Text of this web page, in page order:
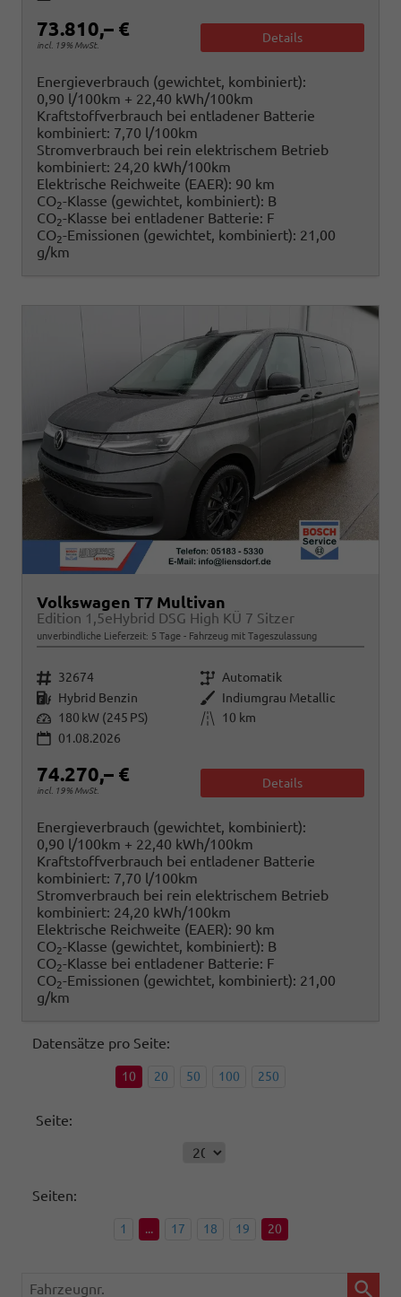
73.810,– €
incl. 19% MwSt.
Details
Energieverbrauch (gewichtet, kombiniert):
0,90 l/100km + 22,40 kWh/100km
Kraftstoffverbrauch bei entladener Batterie
kombiniert: 7,70 l/100km
Stromverbrauch bei rein elektrischem Betrieb
kombiniert: 24,20 kWh/100km
Elektrische Reichweite (EAER): 90 km
CO2-Klasse (gewichtet, kombiniert): B
CO2-Klasse bei entladener Batterie: F
CO2-Emissionen (gewichtet, kombiniert): 21,00
g/km
Volkswagen T7 Multivan
Edition 1,5eHybrid DSG High KÜ 7 Sitzer
unverbindliche Lieferzeit: 5 Tage Fahrzeug mit Tageszulassung
Fahrzeugnr. 32674 Getriebe Automatik
Kraftstoff Hybrid Benzin Außenfarbe Indiumgrau Metallic
Leistung 180 kW (245 PS) Kilometerstand
10 km
01.08.2026
74.270,– €
incl. 19% MwSt.
Details
Energieverbrauch (gewichtet, kombiniert):
0,90 l/100km + 22,40 kWh/100km
Kraftstoffverbrauch bei entladener Batterie
kombiniert: 7,70 l/100km
Stromverbrauch bei rein elektrischem Betrieb
kombiniert: 24,20 kWh/100km
Elektrische Reichweite (EAER): 90 km
CO2-Klasse (gewichtet, kombiniert): B
CO2-Klasse bei entladener Batterie: F
CO2-Emissionen (gewichtet, kombiniert): 21,00
g/km
Datensätze pro Seite:
10 20 50 100 250
Seite:
Seiten:
1 ... 17 18 19 20
Fahrzeugnr.